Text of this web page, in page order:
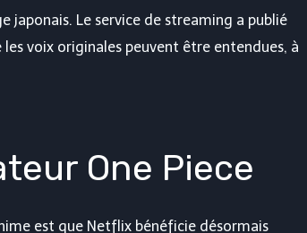
Le service de streaming a publié
voix originales peuvent être entendues, à
One Piece
est que Netflix bénéficie désormais